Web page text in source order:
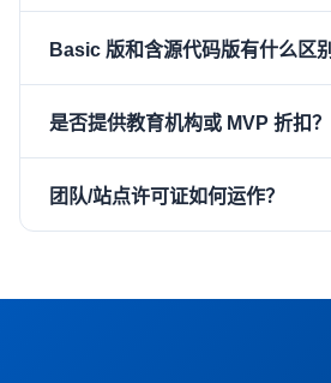
以继续接收更新。即使不续订，您
限期使用。
含免版税的二进制再分发权。您可
sgcWebSockets 的已编译应用程
或终端用户数量支付额外费用。
Basic 版和含源代码版有什么区别
低价格提供 6 个月更新。仅限
持 C++ Builder、Lazarus / FPC
码版包含完整的 Delphi/C++
是否提供教育机构或 MVP 折扣？
员的新许可证提供 50% 折扣。请
我们，提供资格证明即可获得折扣
团队/站点许可证如何运作？
证覆盖单一公司/组织内无限数量